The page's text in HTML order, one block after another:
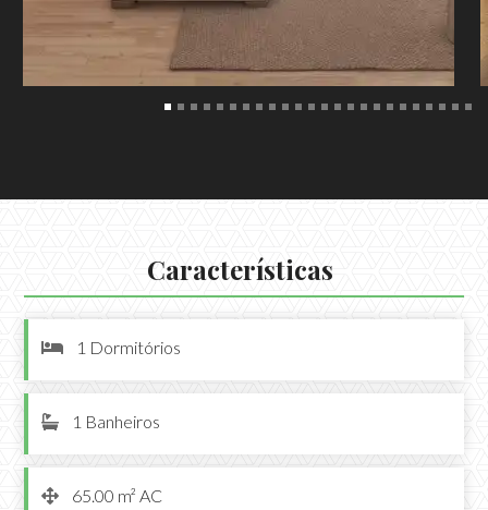
Características
 1 Dormitórios
 1 Banheiros
 65.00 m² AC